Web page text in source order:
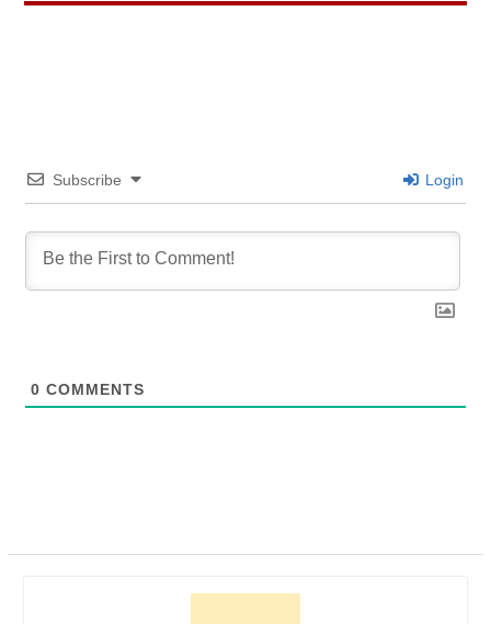
Subscribe Login
0 COMMENTS